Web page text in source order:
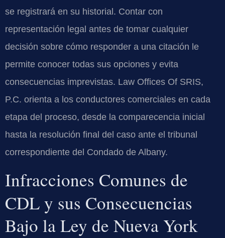
se registrará en su historial. Contar con
representación legal antes de tomar cualquier
decisión sobre cómo responder a una citación le
permite conocer todas sus opciones y evita
consecuencias imprevistas. Law Offices Of SRIS,
P.C. orienta a los conductores comerciales en cada
etapa del proceso, desde la comparecencia inicial
hasta la resolución final del caso ante el tribunal
correspondiente del Condado de Albany.
Infracciones Comunes de
CDL y sus Consecuencias
Bajo la Ley de Nueva York